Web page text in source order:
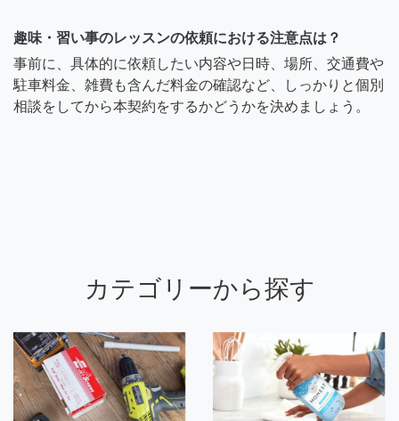
趣味・習い事のレッスンの依頼における注意点は？
事前に、具体的に依頼したい内容や日時、場所、交通費や
駐車料金、雑費も含んだ料金の確認など、しっかりと個別
相談をしてから本契約をするかどうかを決めましょう。
カテゴリーから探す